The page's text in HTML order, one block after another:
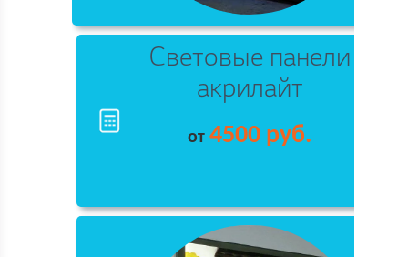
Световые панели
акрилайт
от 4500 руб.